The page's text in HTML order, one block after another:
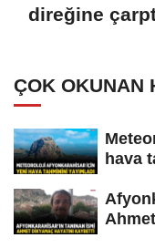
direğine
ÇOK OKUNAN
hava